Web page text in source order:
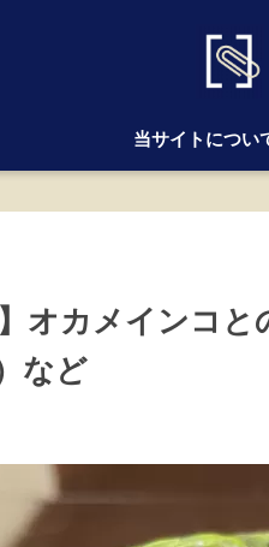
当サイトについ
オカメインコと
など